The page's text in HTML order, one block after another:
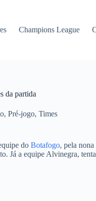
Champions League
da partida
, Pré-jogo, Times
do Botafogo, pela
Já a equipe Alvinegra,